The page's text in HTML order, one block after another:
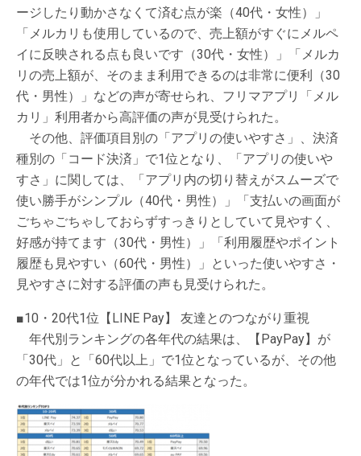
ージしたり動かさなくて済む点が楽（40代・女性）」
「メルカリも使用しているので、売上額がすぐにメルペ
イに反映される点も良いです（30代・女性）」「メルカ
リの売上額が、そのまま利用できるのは非常に便利（30
代・男性）」などの声が寄せられ、フリマアプリ「メル
カリ」利用者から高評価の声が見受けられた。
その他、評価項目別の「アプリの使いやすさ」、決済
種別の「コード決済」で1位となり、「アプリの使いや
すさ」に関しては、「アプリ内の切り替えがスムーズで
使い勝手がシンプル（40代・男性）」「支払いの画面が
ごちゃごちゃしておらずすっきりとしていて見やすく、
好感が持てます（30代・男性）」「利用履歴やポイント
履歴も見やすい（60代・男性）」といった使いやすさ・
見やすさに対する評価の声も見受けられた。
■10・20代1位【LINE Pay】 友達とのつながり重視
年代別ランキングの各年代の結果は、【PayPay】が
「30代」と「60代以上」で1位となっているが、その他
の年代では1位が分かれる結果となった。